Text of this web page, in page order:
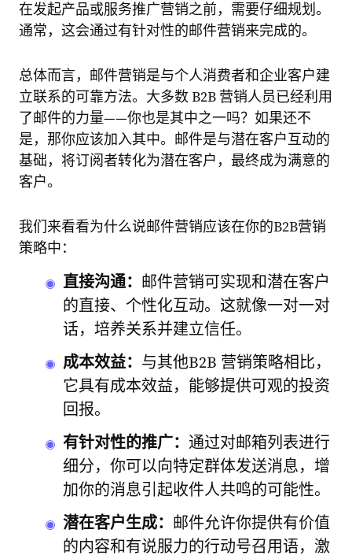
在发起产品或服务推广营销之前，需要仔细规划。
通常，这会通过有针对性的邮件营销来完成的。
总体而言，邮件营销是与个人消费者和企业客户建
立联系的可靠方法。大多数 B2B 营销人员已经利用
了邮件的力量——你也是其中之一吗？如果还不
是，那你应该加入其中。邮件是与潜在客户互动的
基础，将订阅者转化为潜在客户，最终成为满意的
客户。
我们来看看为什么说邮件营销应该在你的B2B营销
策略中：
直接沟通： 邮件营销可实现和潜在客户
的直接、个性化互动。这就像一对一对
话，培养关系并建立信任。
成本效益： 与其他B2B 营销策略相比，
它具有成本效益，能够提供可观的投资
回报。
有针对性的推广： 通过对邮箱列表进行
细分，你可以向特定群体发送消息，增
加你的消息引起收件人共鸣的可能性。
潜在客户生成： 邮件允许你提供有价值
的内容和有说服力的行动号召用语，激